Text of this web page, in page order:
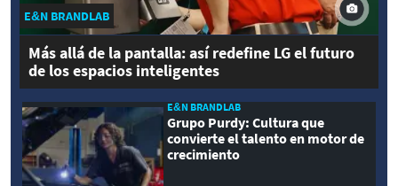
E&N BRANDLAB
Más allá de la pantalla: así redefine LG el futuro
de los espacios inteligentes
E&N BRANDLAB
Grupo Purdy: Cultura que
convierte el talento en motor de
crecimiento